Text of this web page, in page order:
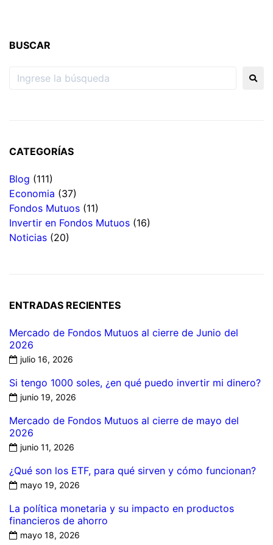
BUSCAR
CATEGORÍAS
Blog (111)
Economia (37)
Fondos Mutuos (11)
Invertir en Fondos Mutuos (16)
Noticias (20)
ENTRADAS RECIENTES
Mercado de Fondos Mutuos al cierre de Junio del
2026
julio 16, 2026
Si tengo 1000 soles, ¿en qué puedo invertir mi dinero?
junio 19, 2026
Mercado de Fondos Mutuos al cierre de mayo del
2026
junio 11, 2026
¿Qué son los ETF, para qué sirven y cómo funcionan?
mayo 19, 2026
La política monetaria y su impacto en productos
financieros de ahorro
mayo 18, 2026